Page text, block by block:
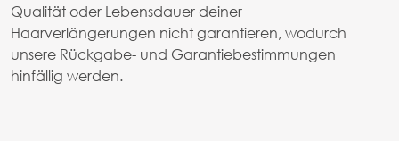
Qualität oder Lebensdauer deiner
Haarverlängerungen nicht garantieren, wodurch
unsere Rückgabe- und Garantiebestimmungen
hinfällig werden.